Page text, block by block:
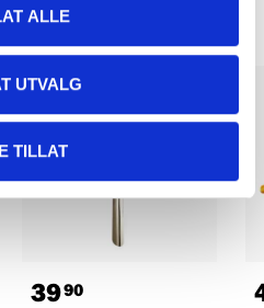
ALLE
UTVALG
TILLAT
3990